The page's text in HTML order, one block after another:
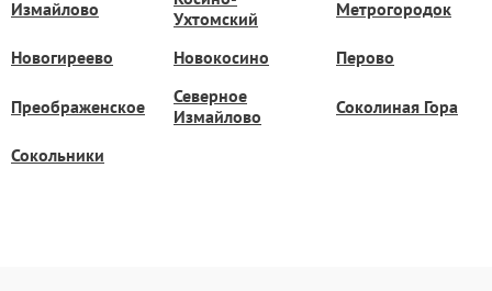
Измайлово
Ухтомский
Метрогородок
Новогиреево Новокосино Перово
Преображенское
Северное
Измайлово
Соколиная Гора
Сокольники